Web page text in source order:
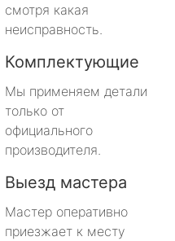
смотря какая
неисправность.
Комплектующие
Мы применяем детали
только от
официального
производителя.
Выезд мастера
Мастер оперативно
приезжает к месту